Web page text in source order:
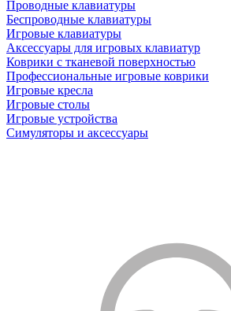
Проводные клавиатуры
Беспроводные клавиатуры
Игровые клавиатуры
Аксессуары для игровых клавиатур
Коврики с тканевой поверхностью
Профессиональные игровые коврики
Игровые кресла
Игровые столы
Игровые устройства
Симуляторы и аксессуары